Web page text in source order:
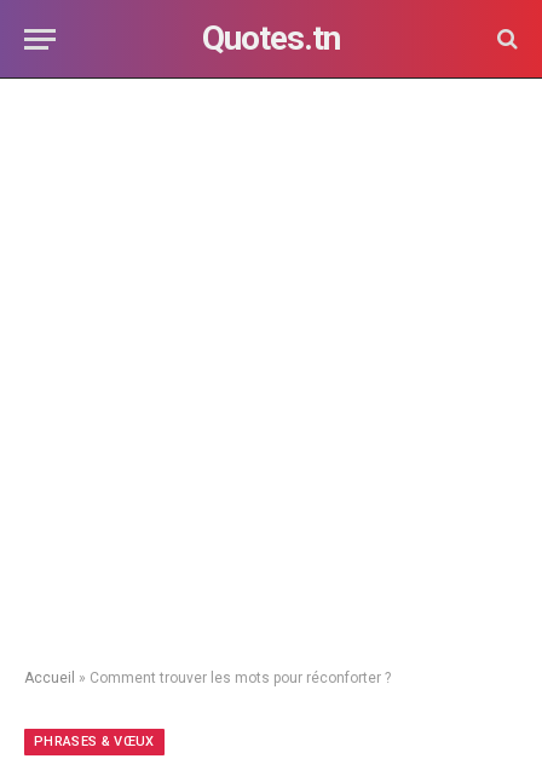
Quotes.tn
Accueil » Comment trouver les mots pour réconforter ?
PHRASES & VŒUX